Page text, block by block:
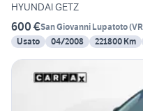
HYUNDAI GETZ
600 €San Giovanni Lupatoto(VR
Usato
04/2008 221800 Km